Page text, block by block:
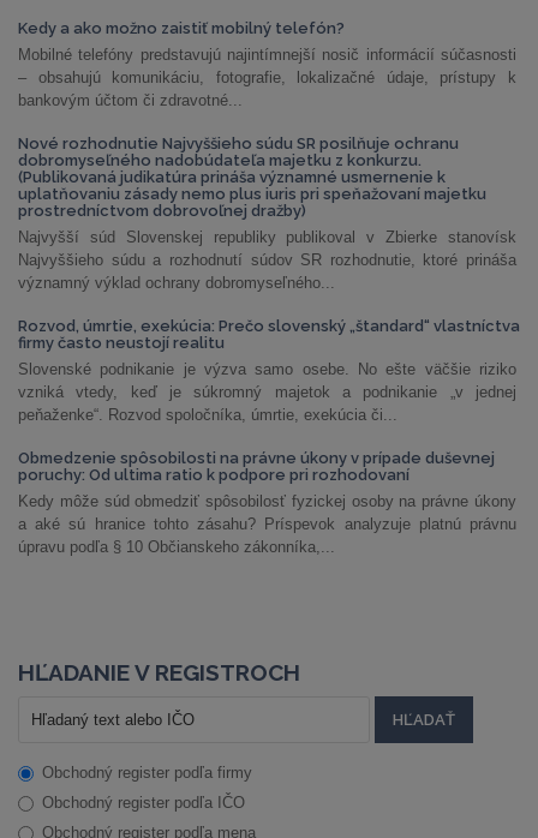
Kedy a ako možno zaistiť mobilný telefón?
Mobilné telefóny predstavujú najintímnejší nosič informácií súčasnosti
– obsahujú komunikáciu, fotografie, lokalizačné údaje, prístupy k
bankovým účtom či zdravotné...
Nové rozhodnutie Najvyššieho súdu SR posilňuje ochranu
dobromyseľného nadobúdateľa majetku z konkurzu.
(Publikovaná judikatúra prináša významné usmernenie k
uplatňovaniu zásady nemo plus iuris pri speňažovaní majetku
prostredníctvom dobrovoľnej dražby)
Najvyšší súd Slovenskej republiky publikoval v Zbierke stanovísk
Najvyššieho súdu a rozhodnutí súdov SR rozhodnutie, ktoré prináša
významný výklad ochrany dobromyseľného...
Rozvod, úmrtie, exekúcia: Prečo slovenský „štandard“ vlastníctva
firmy často neustojí realitu
Slovenské podnikanie je výzva samo osebe. No ešte väčšie riziko
vzniká vtedy, keď je súkromný majetok a podnikanie „v jednej
peňaženke“. Rozvod spoločníka, úmrtie, exekúcia či...
Obmedzenie spôsobilosti na právne úkony v prípade duševnej
poruchy: Od ultima ratio k podpore pri rozhodovaní
Kedy môže súd obmedziť spôsobilosť fyzickej osoby na právne úkony
a aké sú hranice tohto zásahu? Príspevok analyzuje platnú právnu
úpravu podľa § 10 Občianskeho zákonníka,...
HĽADANIE V REGISTROCH
Obchodný register podľa firmy
Obchodný register podľa IČO
Obchodný register podľa mena